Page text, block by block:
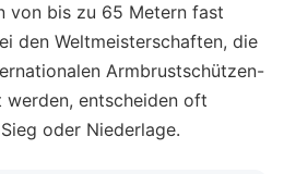
von bis zu 65 Metern fast
den Weltmeisterschaften, die
Armbrustschützen-
entscheiden oft
oder Niederlage.